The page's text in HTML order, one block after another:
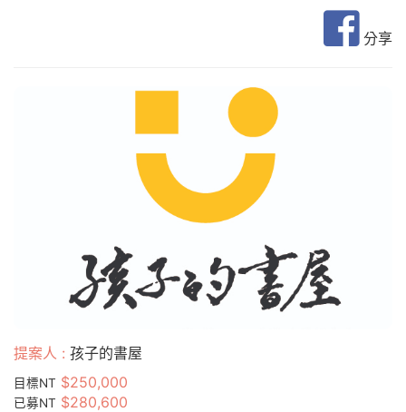
分享
提案人 : 孩子的書屋
目標NT $250,000
已募NT $280,600